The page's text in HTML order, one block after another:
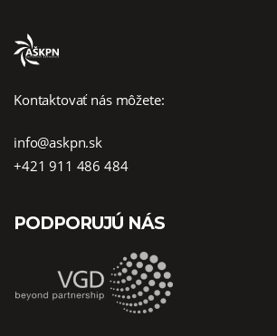
Kontaktovať nás môžete:
info@askpn.sk
+421 911 486 484
PODPORUJÚ NÁS